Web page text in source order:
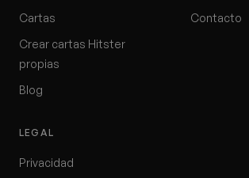
Cartas
Crear cartas Hitster
propias
Blog
Contacto
LEGAL
Privacidad